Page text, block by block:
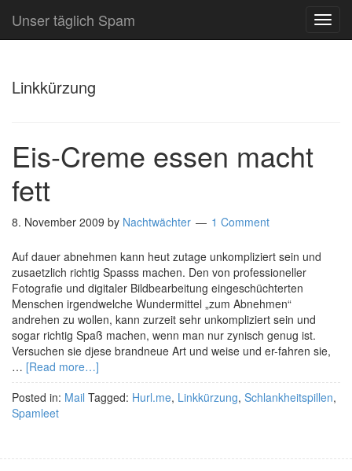
Unser täglich Spam
Linkkürzung
Eis-Creme essen macht
fett
8. November 2009 by Nachtwächter 1 Comment
Auf dauer abnehmen kann heut zutage unkompliziert sein und
zusaetzlich richtig Spasss machen. Den von professioneller
Fotografie und digitaler Bildbearbeitung eingeschüchterten
Menschen irgendwelche Wundermittel „zum Abnehmen“
andrehen zu wollen, kann zurzeit sehr unkompliziert sein und
sogar richtig Spaß machen, wenn man nur zynisch genug ist.
Versuchen sie djese brandneue Art und weise und er-fahren sie,
… [Read more…]
Posted in: Mail Tagged: Hurl.me, Linkkürzung, Schlankheitspillen,
Spamleet